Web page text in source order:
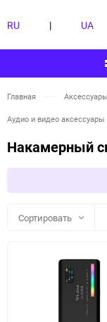
RU | UA
Главная
Аудио и видео аксессуары
Накамерный
Сортировать